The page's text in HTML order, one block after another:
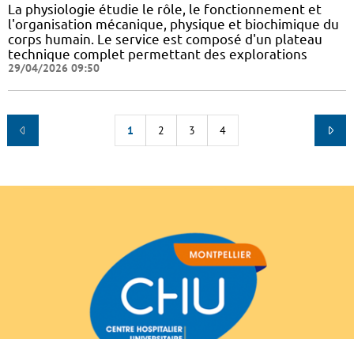
La physiologie étudie le rôle, le fonctionnement et
l'organisation mécanique, physique et biochimique du
corps humain. Le service est composé d'un plateau
technique complet permettant des explorations
29/04/2026 09:50
1 2 3 4